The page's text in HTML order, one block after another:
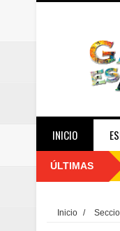
INICIO
ÚLTIMAS
Inicio /